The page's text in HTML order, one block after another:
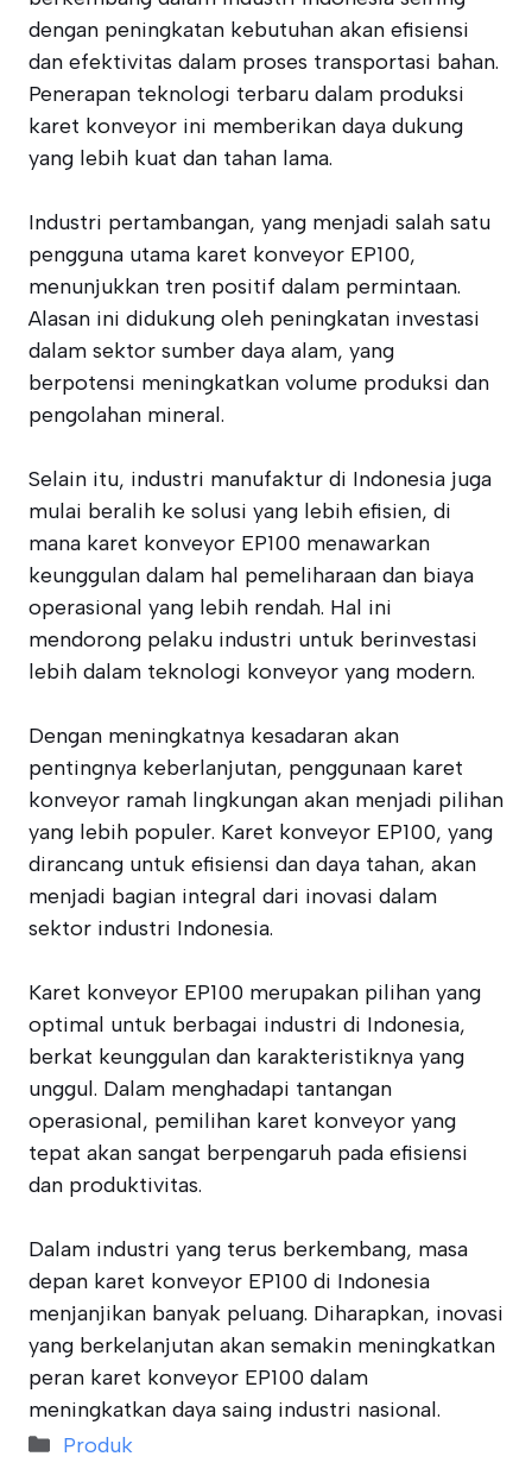
dengan peningkatan kebutuhan akan efisiensi
dan efektivitas dalam proses transportasi bahan.
Penerapan teknologi terbaru dalam produksi
karet konveyor ini memberikan daya dukung
yang lebih kuat dan tahan lama.
Industri pertambangan, yang menjadi salah satu
pengguna utama karet konveyor EP100,
menunjukkan tren positif dalam permintaan.
Alasan ini didukung oleh peningkatan investasi
dalam sektor sumber daya alam, yang
berpotensi meningkatkan volume produksi dan
pengolahan mineral.
Selain itu, industri manufaktur di Indonesia juga
mulai beralih ke solusi yang lebih efisien, di
mana karet konveyor EP100 menawarkan
keunggulan dalam hal pemeliharaan dan biaya
operasional yang lebih rendah. Hal ini
mendorong pelaku industri untuk berinvestasi
lebih dalam teknologi konveyor yang modern.
Dengan meningkatnya kesadaran akan
pentingnya keberlanjutan, penggunaan karet
konveyor ramah lingkungan akan menjadi pilihan
yang lebih populer. Karet konveyor EP100, yang
dirancang untuk efisiensi dan daya tahan, akan
menjadi bagian integral dari inovasi dalam
sektor industri Indonesia.
Karet konveyor EP100 merupakan pilihan yang
optimal untuk berbagai industri di Indonesia,
berkat keunggulan dan karakteristiknya yang
unggul. Dalam menghadapi tantangan
operasional, pemilihan karet konveyor yang
tepat akan sangat berpengaruh pada efisiensi
dan produktivitas.
Dalam industri yang terus berkembang, masa
depan karet konveyor EP100 di Indonesia
menjanjikan banyak peluang. Diharapkan, inovasi
yang berkelanjutan akan semakin meningkatkan
peran karet konveyor EP100 dalam
meningkatkan daya saing industri nasional.
Categories
Produk